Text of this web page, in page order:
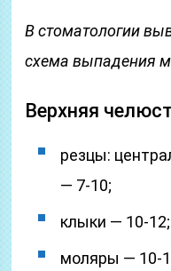
В стоматологии
схема выпадения
Верхняя
резцы:
— 7-10;
клыки — 10-12;
моляры — 10-